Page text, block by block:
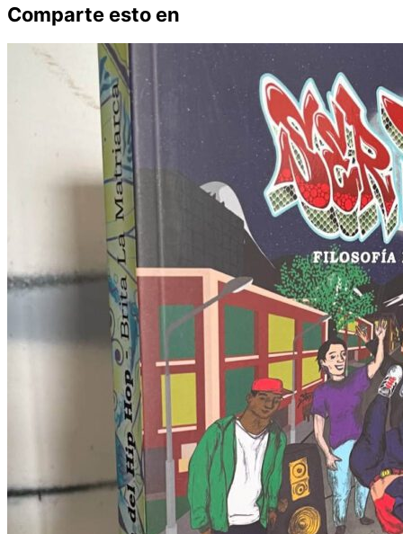
Comparte esto en